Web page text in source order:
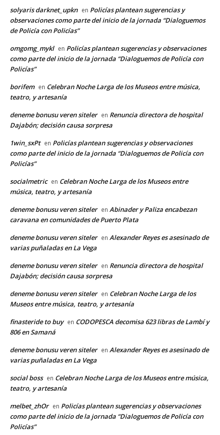
solyaris darknet_upkn en Policías plantean sugerencias y
observaciones como parte del inicio de la jornada “Dialoguemos
de Policía con Policías”
omgomg_mykl en Policías plantean sugerencias y observaciones
como parte del inicio de la jornada “Dialoguemos de Policía con
Policías”
borifem en Celebran Noche Larga de los Museos entre música,
teatro, y artesanía
deneme bonusu veren siteler en Renuncia directora de hospital
Dajabón; decisión causa sorpresa
1win_sxPt en Policías plantean sugerencias y observaciones
como parte del inicio de la jornada “Dialoguemos de Policía con
Policías”
socialmetric en Celebran Noche Larga de los Museos entre
música, teatro, y artesanía
deneme bonusu veren siteler en Abinader y Paliza encabezan
caravana en comunidades de Puerto Plata
deneme bonusu veren siteler en Alexander Reyes es asesinado de
varias puñaladas en La Vega
deneme bonusu veren siteler en Renuncia directora de hospital
Dajabón; decisión causa sorpresa
deneme bonusu veren siteler en Celebran Noche Larga de los
Museos entre música, teatro, y artesanía
finasteride to buy en CODOPESCA decomisa 623 libras de Lambí y
806 en Samaná
deneme bonusu veren siteler en Alexander Reyes es asesinado de
varias puñaladas en La Vega
social boss en Celebran Noche Larga de los Museos entre música,
teatro, y artesanía
melbet_zhOr en Policías plantean sugerencias y observaciones
como parte del inicio de la jornada “Dialoguemos de Policía con
Policías”